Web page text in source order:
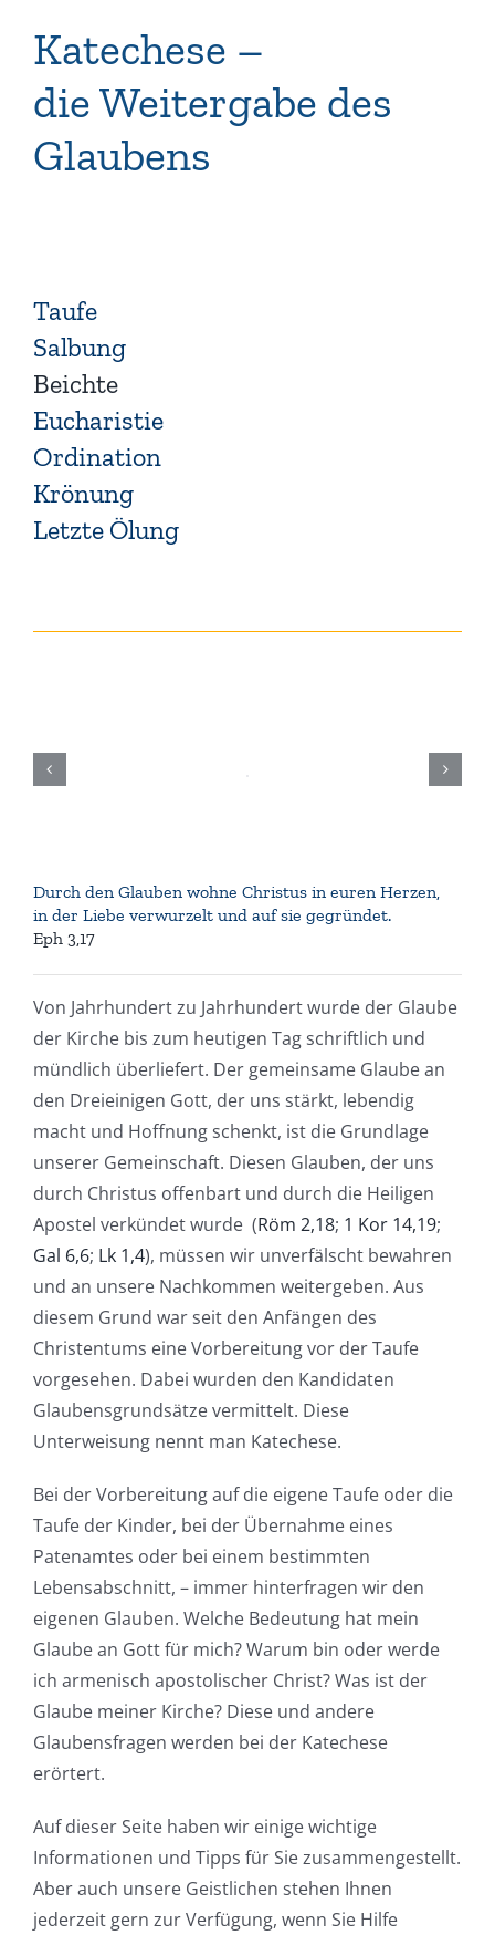
Katechese –
die Weitergabe des
Glaubens
Taufe
Salbung
Beichte
Eucharistie
Ordination
Krönung
Letzte Ölung
Durch den Glauben wohne Christus in euren Herzen,
in der Liebe verwurzelt und auf sie gegründet.
Eph 3,17
Von Jahrhundert zu Jahrhundert wurde der Glaube
der Kirche bis zum heutigen Tag schriftlich und
mündlich überliefert. Der gemeinsame Glaube an
den Dreieinigen Gott, der uns stärkt, lebendig
macht und Hoffnung schenkt, ist die Grundlage
unserer Gemeinschaft. Diesen Glauben, der uns
durch Christus offenbart und durch die Heiligen
Apostel verkündet wurde (Röm 2,18; 1 Kor 14,19;
Gal 6,6; Lk 1,4), müssen wir unverfälscht bewahren
und an unsere Nachkommen weitergeben. Aus
diesem Grund war seit den Anfängen des
Christentums eine Vorbereitung vor der Taufe
vorgesehen. Dabei wurden den Kandidaten
Glaubensgrundsätze vermittelt. Diese
Unterweisung nennt man Katechese.
Bei der Vorbereitung auf die eigene Taufe oder die
Taufe der Kinder, bei der Übernahme eines
Patenamtes oder bei einem bestimmten
Lebensabschnitt, – immer hinterfragen wir den
eigenen Glauben. Welche Bedeutung hat mein
Glaube an Gott für mich? Warum bin oder werde
ich armenisch apostolischer Christ? Was ist der
Glaube meiner Kirche? Diese und andere
Glaubensfragen werden bei der Katechese
erörtert.
Auf dieser Seite haben wir einige wichtige
Informationen und Tipps für Sie zusammengestellt.
Aber auch unsere Geistlichen stehen Ihnen
jederzeit gern zur Verfügung, wenn Sie Hilfe